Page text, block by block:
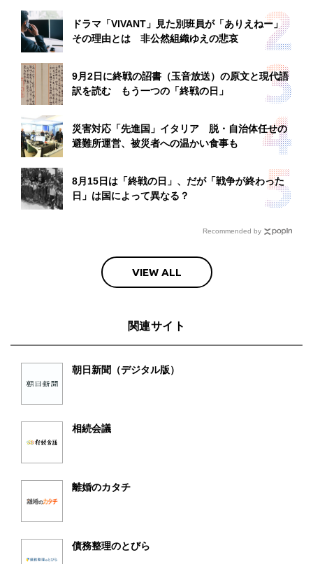
ドラマ「VIVANT」見た別班員が「ありえねー」
その理由とは 非公然組織ゆえの悲哀
9月2日に終戦の詔書（玉音放送）の原文と現代語
訳を読む もう一つの「終戦の日」
災害対応「先進国」イタリア 脱・自治体任せの
避難所運営、被災者への温かい食事も
8月15日は「終戦の日」、だが「戦争が終わった
日」は国によって異なる？
Recommended by
VIEW ALL
関連サイト
朝日新聞（デジタル版）
相続会議
離婚のカタチ
債務整理のとびら